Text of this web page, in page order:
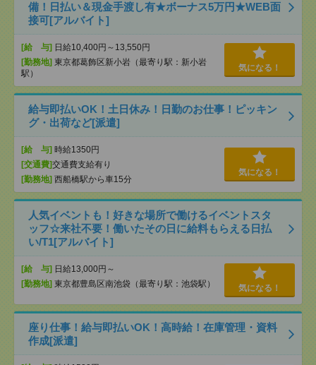
備！日払い＆現金手渡し有★ボーナス5万円★WEB面
接可[アルバイト]
[給 与] 日給10,400円～13,550円
[勤務地] 東京都葛飾区新小岩（最寄り駅：新小岩
駅）
気になる！
給与即払いOK！土日休み！日勤のお仕事！ピッキン
グ・出荷など[派遣]
[給 与] 時給1350円
[交通費]交通費支給有り
[勤務地] 西船橋駅から車15分
気になる！
人気イベントも！好きな場所で働けるイベントスタ
ッフ☆来社不要！働いたその日に給料もらえる日払
い/T1[アルバイト]
[給 与] 日給13,000円～
[勤務地] 東京都豊島区南池袋（最寄り駅：池袋駅） 気になる！
座り仕事！給与即払いOK！高時給！在庫管理・資料
作成[派遣]